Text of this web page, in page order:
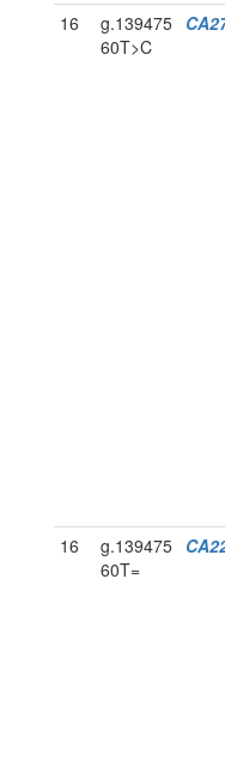
16
g.139475
60T>C
16
g.139475
60T=